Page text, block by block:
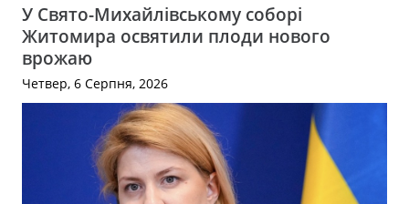
У Свято-Михайлівському соборі
Житомира освятили плоди нового
врожаю
Четвер, 6 Серпня, 2026